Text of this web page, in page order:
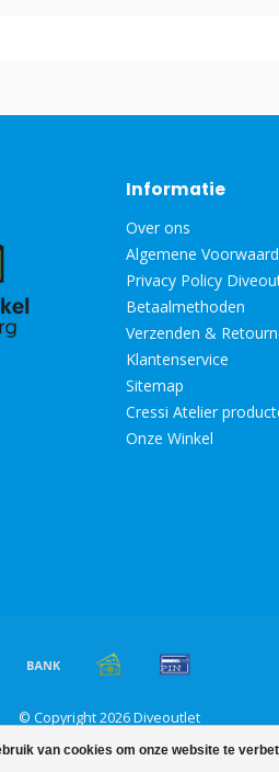
van cookies om onze website te
Informatie
Over ons
Algemene
Privacy Policy
Betaalmethoden
Verzenden &
Klantenservice
Sitemap
Cressi Atelier
Onze Winkel
© Copyright 2026 Diveoutlet